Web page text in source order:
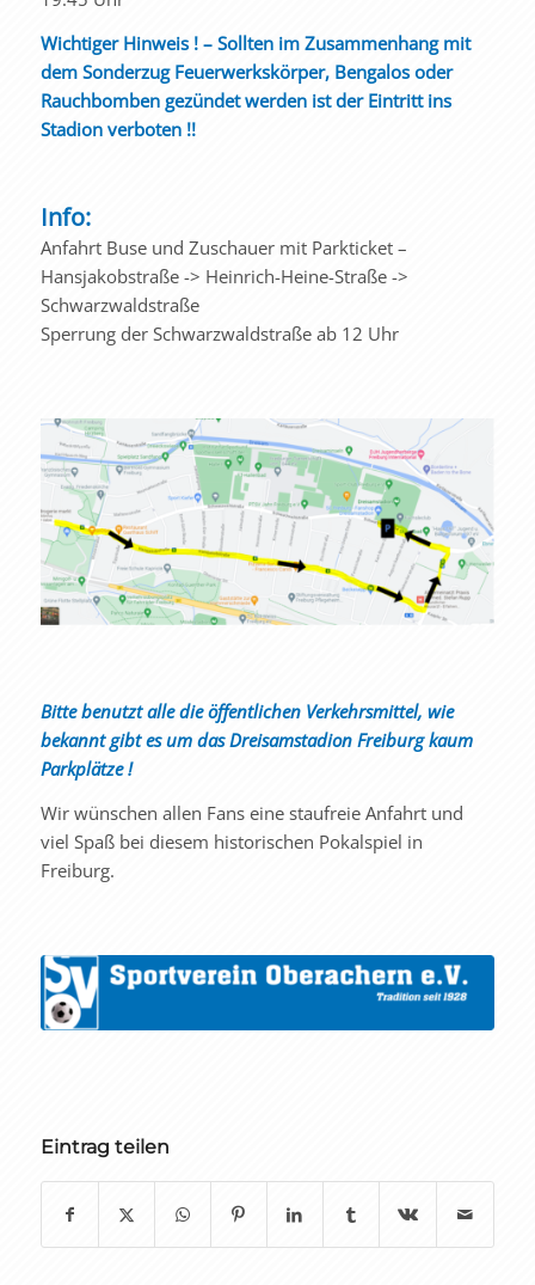
Wichtiger Hinweis ! – Sollten im Zusammenhang mit
dem Sonderzug Feuerwerkskörper, Bengalos oder
Rauchbomben gezündet werden ist der Eintritt ins
Stadion verboten !!
Info:
Anfahrt Buse und Zuschauer mit Parkticket –
Hansjakobstraße -> Heinrich-Heine-Straße ->
Schwarzwaldstraße
Sperrung der Schwarzwaldstraße ab 12 Uhr
Bitte benutzt alle die öffentlichen Verkehrsmittel, wie
bekannt gibt es um das Dreisamstadion Freiburg kaum
Parkplätze !
Wir wünschen allen Fans eine staufreie Anfahrt und
viel Spaß bei diesem historischen Pokalspiel in
Freiburg.
Eintrag teilen